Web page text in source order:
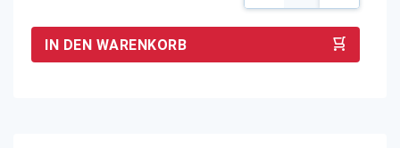
IN DEN WARENKORB